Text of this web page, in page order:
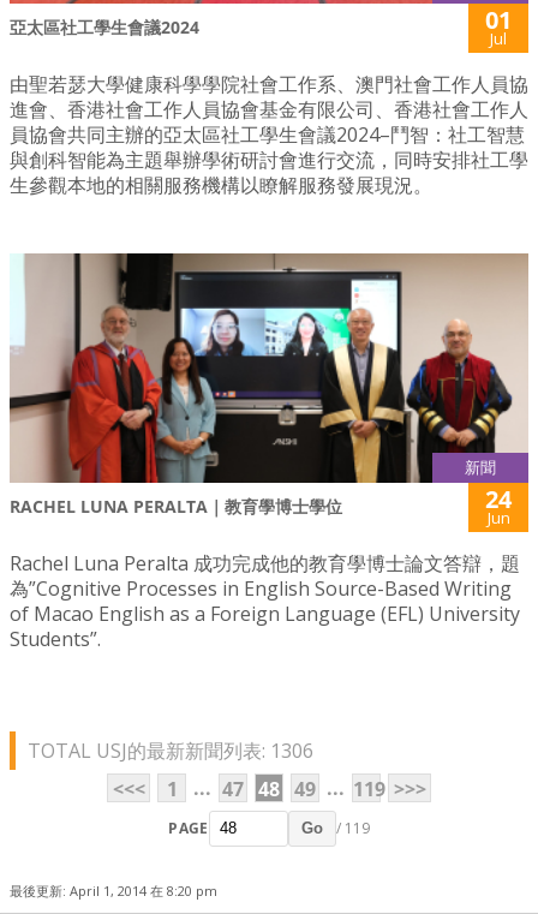
亞太區社工學生會議2024 01
Jul
由聖若瑟大學健康科學學院社會工作系、澳門社會工作人員協
進會、香港社會工作人員協會基金有限公司、香港社會工作人
員協會共同主辦的亞太區社工學生會議2024–鬥智：社工智慧
與創科智能為主題舉辦學術研討會進行交流，同時安排社工學
生參觀本地的相關服務機構以瞭解服務發展現況。
新聞
RACHEL LUNA PERALTA｜教育學博士學位 24
Jun
Rachel Luna Peralta 成功完成他的教育學博士論文答辯，題
為”Cognitive Processes in English Source-Based Writing
of Macao English as a Foreign Language (EFL) University
Students”.
TOTAL USJ的最新新聞列表: 1306
<<<
1 ... 47 48 49 ... 119 >>>
PAGE Go / 119
最後更新: April 1, 2014 在 8:20 pm